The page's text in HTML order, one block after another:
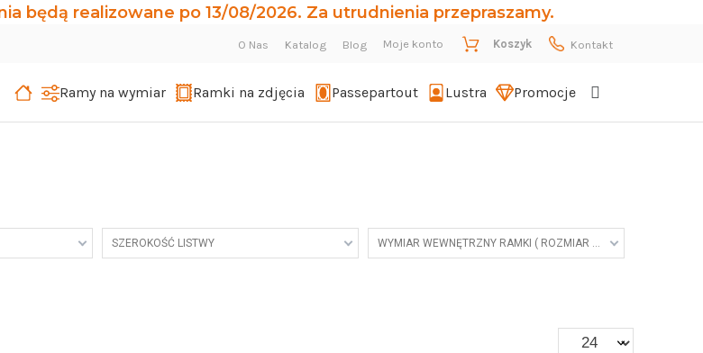
będą realizowane po 13/08/2026. Za utrudnienia przepraszamy.
O Nas Katalog Blog Moje konto Koszyk Kontakt
Ramy na wymiar Ramki na zdjęcia Passepartout Lustra Promocje
SZEROKOŚĆ LISTWY WYMIAR WEWNĘTRZNY RAMKI ( ROZMIAR ZDJĘCIA )